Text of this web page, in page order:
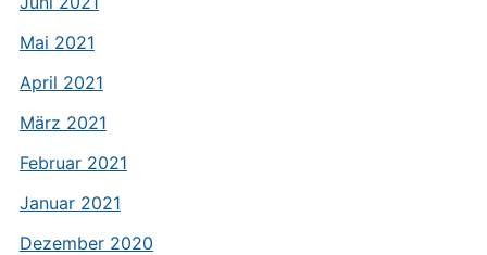
Mai 2021
April 2021
März 2021
Februar 2021
Januar 2021
Dezember 2020